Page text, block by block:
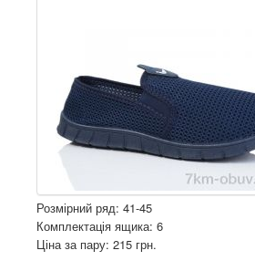
Розмірний ряд: 41-45
Комплектація ящика: 6
Ціна за пару: 215 грн.